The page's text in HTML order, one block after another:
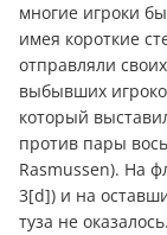
многие игроки
имея короткие
отправляли
выбывших
который
против пары
Rasmussen). На
3[d]) и на
туза не